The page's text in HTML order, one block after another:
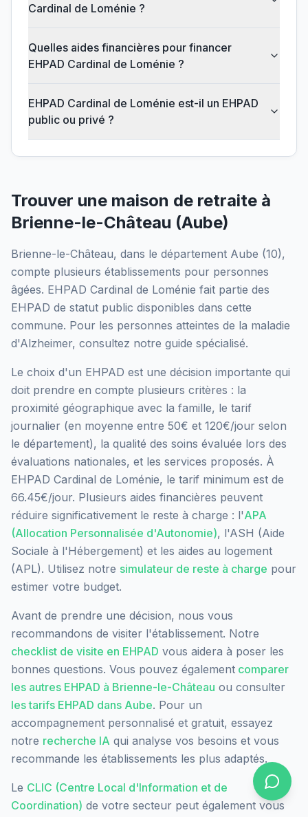
Cardinal de Loménie ?
Quelles aides financières pour financer
EHPAD Cardinal de Loménie ?
EHPAD Cardinal de Loménie est-il un EHPAD
public ou privé ?
Trouver une maison de retraite à
Brienne-le-Château (Aube)
Brienne-le-Château, dans le département Aube (10),
compte plusieurs établissements pour personnes
âgées. EHPAD Cardinal de Loménie fait partie des
EHPAD de statut public disponibles dans cette
commune. Pour les personnes atteintes de la maladie
d'Alzheimer, consultez notre guide spécialisé.
Le choix d'un EHPAD est une décision importante qui
doit prendre en compte plusieurs critères : la
proximité géographique avec la famille, le tarif
journalier (en moyenne entre 50€ et 120€/jour selon
le département), la qualité des soins évaluée lors des
évaluations nationales, et les services proposés. À
EHPAD Cardinal de Loménie, le tarif minimum est de
66.45€/jour. Plusieurs aides financières peuvent
réduire significativement le reste à charge : l'APA
(Allocation Personnalisée d'Autonomie), l'ASH (Aide
Sociale à l'Hébergement) et les aides au logement
(APL). Utilisez notre simulateur de reste à charge pour
estimer votre budget.
Avant de prendre une décision, nous vous
recommandons de visiter l'établissement. Notre
checklist de visite en EHPAD vous aidera à poser les
bonnes questions. Vous pouvez également comparer
les autres EHPAD à Brienne-le-Château ou consulter
les tarifs EHPAD dans Aube. Pour un
accompagnement personnalisé et gratuit, essayez
notre recherche IA qui analyse vos besoins et vous
recommande les établissements les plus adaptés.
Le CLIC (Centre Local d'Information et de
Coordination) de votre secteur peut également vous